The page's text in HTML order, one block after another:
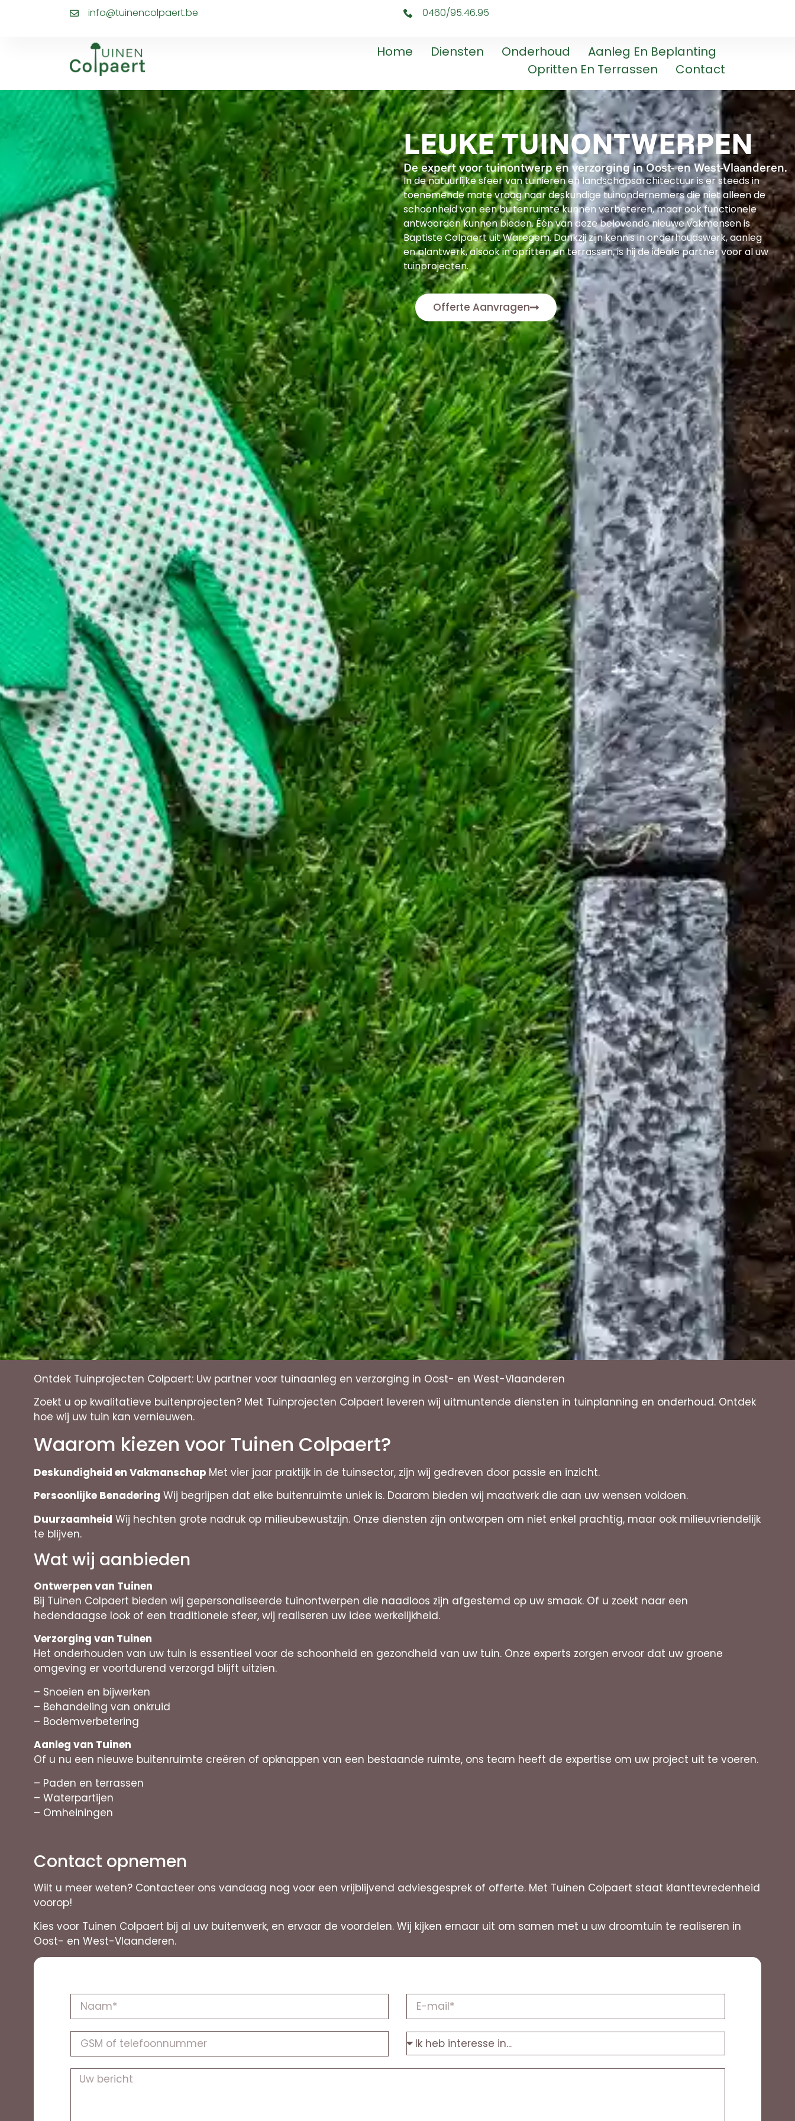
info@tuinencolpaert.be 0460/95.46.95
Home Diensten Onderhoud
Aanleg En Beplanting
Opritten En Terrassen
Contact
LEUKE TUINONTWERPEN
De expert voor tuinontwerp en verzorging in Oost- en West-Vlaanderen.
In de natuurlijke sfeer van tuinieren en landschapsarchitectuur is er steeds in
toenemende mate vraag naar deskundige tuinondernemers die niet alleen de
schoonheid van een buitenruimte kunnen verbeteren, maar ook functionele
antwoorden kunnen bieden. Één van deze belovende nieuwe vakmensen is
Baptiste Colpaert uit Waregem. Dankzij zijn kennis in onderhoudswerk, aanleg
en plantwerk, alsook in opritten en terrassen, is hij de ideale partner voor al uw
tuinprojecten.
Offerte Aanvragen
Ontdek Tuinprojecten Colpaert: Uw partner voor tuinaanleg en verzorging in Oost- en West-Vlaanderen
Zoekt u op kwalitatieve buitenprojecten? Met Tuinprojecten Colpaert leveren wij uitmuntende diensten in tuinplanning en onderhoud. Ontdek
hoe wij uw tuin kan vernieuwen.
Waarom kiezen voor Tuinen Colpaert?
Deskundigheid en Vakmanschap Met vier jaar praktijk in de tuinsector, zijn wij gedreven door passie en inzicht.
Persoonlijke Benadering Wij begrijpen dat elke buitenruimte uniek is. Daarom bieden wij maatwerk die aan uw wensen voldoen.
Duurzaamheid Wij hechten grote nadruk op milieubewustzijn. Onze diensten zijn ontworpen om niet enkel prachtig, maar ook milieuvriendelijk
te blijven.
Wat wij aanbieden
Ontwerpen van Tuinen
Bij Tuinen Colpaert bieden wij gepersonaliseerde tuinontwerpen die naadloos zijn afgestemd op uw smaak. Of u zoekt naar een
hedendaagse look of een traditionele sfeer, wij realiseren uw idee werkelijkheid.
Verzorging van Tuinen
Het onderhouden van uw tuin is essentieel voor de schoonheid en gezondheid van uw tuin. Onze experts zorgen ervoor dat uw groene
omgeving er voortdurend verzorgd blijft uitzien.
– Snoeien en bijwerken
– Behandeling van onkruid
– Bodemverbetering
Aanleg van Tuinen
Of u nu een nieuwe buitenruimte creëren of opknappen van een bestaande ruimte, ons team heeft de expertise om uw project uit te voeren.
– Paden en terrassen
– Waterpartijen
– Omheiningen
Contact opnemen
Wilt u meer weten? Contacteer ons vandaag nog voor een vrijblijvend adviesgesprek of offerte. Met Tuinen Colpaert staat klanttevredenheid
voorop!
Kies voor Tuinen Colpaert bij al uw buitenwerk, en ervaar de voordelen. Wij kijken ernaar uit om samen met u uw droomtuin te realiseren in
Oost- en West-Vlaanderen.